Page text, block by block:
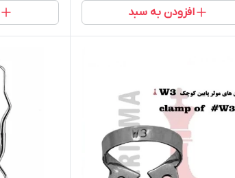
افزودن به سبد